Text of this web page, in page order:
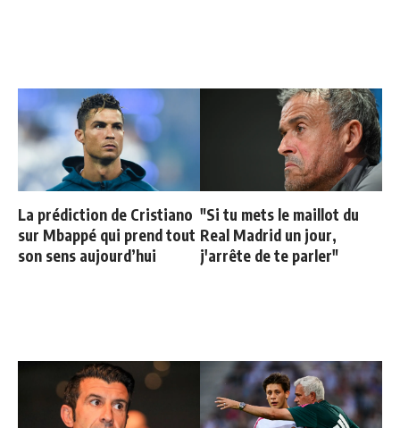
La prédiction de Cristiano
sur Mbappé qui prend tout
son sens aujourd’hui
"Si tu mets le maillot du
Real Madrid un jour,
j'arrête de te parler"